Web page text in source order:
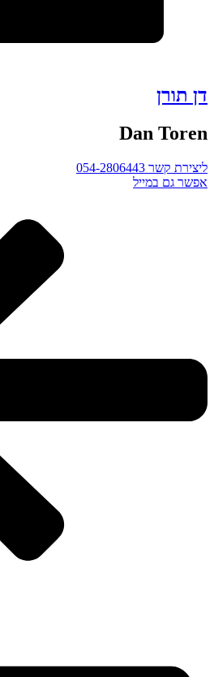
דן תורן
Dan Toren
ליצירת קשר 054-2806443
אפשר גם במייל